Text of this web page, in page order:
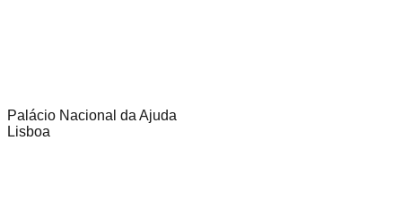
Palácio Nacional da Ajuda
Lisboa